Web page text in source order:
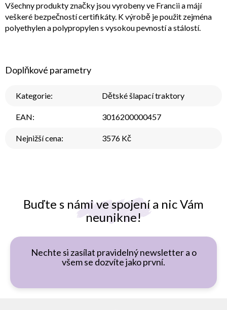
Buďte s námi ve spojení a nic Vám
neunikne!
Nechte si zasílat pravidelný newsletter a o
všem se dozvíte jako první.
Všechny produkty značky jsou vyrobeny ve Francii a májí
veškeré bezpečností certifikáty. K výrobě je použit zejména
polyethylen a polypropylen s vysokou pevností a stálostí.
Doplňkové parametry
Kategorie: Dětské šlapací traktory
EAN: 3016200000457
Nejnižší cena: 3576 Kč